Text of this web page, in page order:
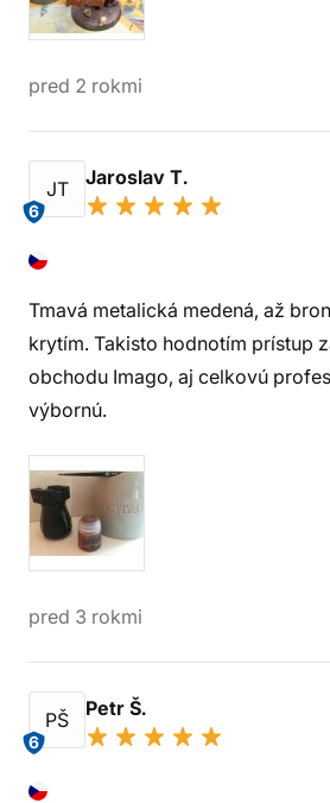
pred 2 rokmi
JT
6
Jaroslav T.
Tmavá metalická medená, až
krytím. Takisto hodnotím prístup
obchodu Imago, aj celkovú
výbornú.
pred 3 rokmi
PŠ
6
Petr Š.